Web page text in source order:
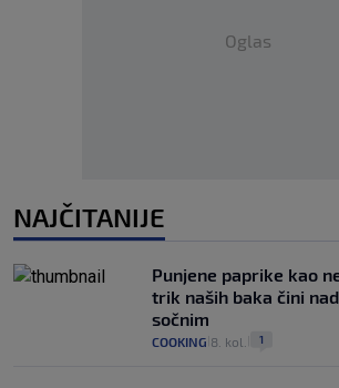
Oglas
NAJČITANIJE
Punjene paprike kao
trik naših baka čini
sočnim
COOKING 8. kol. 1